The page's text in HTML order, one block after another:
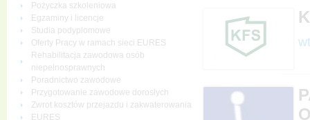
Pożyczka szkoleniowa
Egzaminy i licencje
Studia podyplomowe
Oferty Pracy w ramach sieci EURES
Rehabilitacja zawodowa osób
niepełnosprawnych
Poradnictwo zawodowe
Przygotowanie zawodowe dorosłych
Zwrot kosztów przejazdu i zakwaterowania
EURES